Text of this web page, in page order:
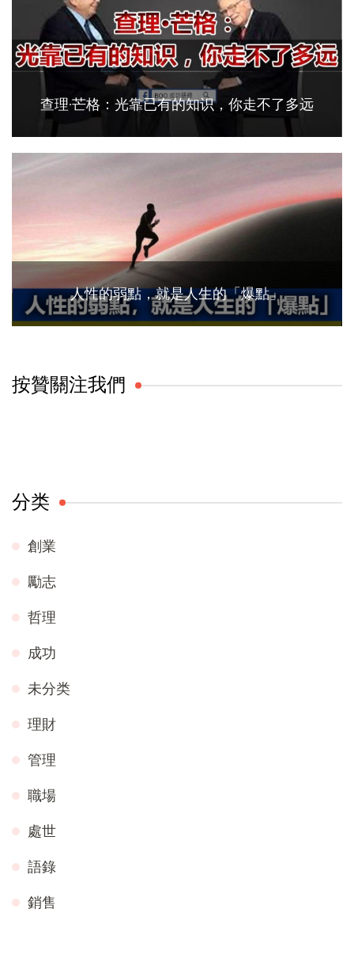
查理·芒格：光靠已有的知识，你走不了多远
人性的弱點，就是人生的「爆點」
按贊關注我們
分类
創業
勵志
哲理
成功
未分类
理財
管理
職場
處世
語錄
銷售